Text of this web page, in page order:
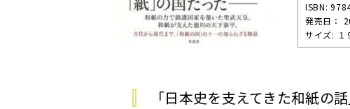
ISBN:
発売⽇：
サイズ: １
「日本史を支えてきた和紙